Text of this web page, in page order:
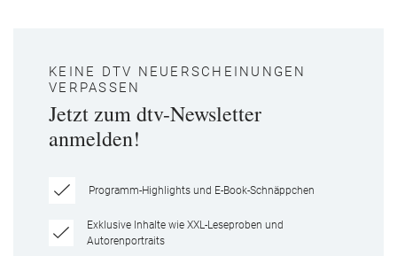
KEINE DTV NEUERSCHEINUNGEN
VERPASSEN
Jetzt zum dtv-Newsletter
anmelden!
Programm-Highlights und E-Book-Schnäppchen
Exklusive Inhalte wie XXL-Leseproben und
Autorenportraits